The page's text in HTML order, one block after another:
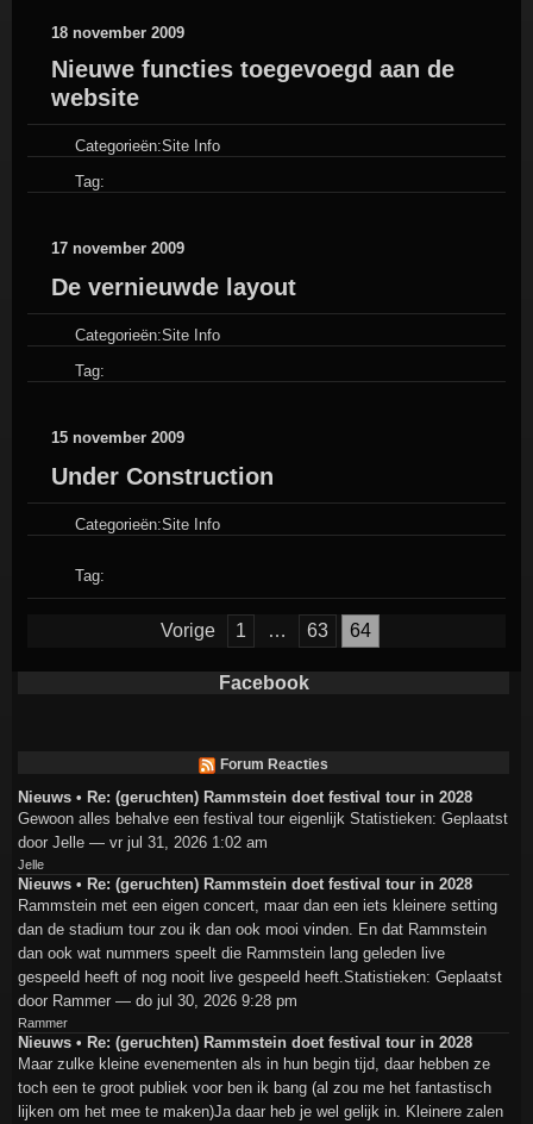
18 november 2009
Nieuwe functies toegevoegd aan de
website
Categorieën:Site Info
Tag:
17 november 2009
De vernieuwde layout
Categorieën:Site Info
Tag:
15 november 2009
Under Construction
Categorieën:Site Info
Tag:
Vorige 1 … 63 64
Facebook
Forum Reacties
Nieuws • Re: (geruchten) Rammstein doet festival tour in 2028
Gewoon alles behalve een festival tour eigenlijk Statistieken: Geplaatst
door Jelle — vr jul 31, 2026 1:02 am
Jelle
Nieuws • Re: (geruchten) Rammstein doet festival tour in 2028
Rammstein met een eigen concert, maar dan een iets kleinere setting
dan de stadium tour zou ik dan ook mooi vinden. En dat Rammstein
dan ook wat nummers speelt die Rammstein lang geleden live
gespeeld heeft of nog nooit live gespeeld heeft.Statistieken: Geplaatst
door Rammer — do jul 30, 2026 9:28 pm
Rammer
Nieuws • Re: (geruchten) Rammstein doet festival tour in 2028
Maar zulke kleine evenementen als in hun begin tijd, daar hebben ze
toch een te groot publiek voor ben ik bang (al zou me het fantastisch
lijken om het mee te maken)Ja daar heb je wel gelijk in. Kleinere zalen